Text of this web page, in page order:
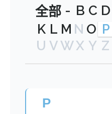
全部 - B C D
K L M N O P
U VWX Y Z
P